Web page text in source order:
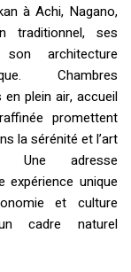
à Achi, Nagano,
traditionnel, ses
architecture
Chambres
plein air, accueil
promettent
la sérénité et l’art
Une adresse
expérience unique
et culture
cadre naturel